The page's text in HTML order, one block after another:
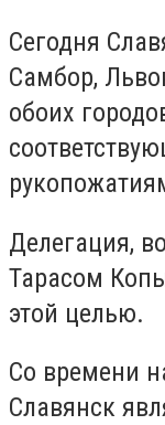
Сегодня
Самбор,
обоих
Делегация,
Тарасом
этой целью.
Со времени
Славянск